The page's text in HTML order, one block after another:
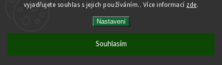
vyjadřujete souhlas s jejich používáním.. Více informací zde.
Nastavení
Souhlasím
Copyright 2026PlanetAyurveda. Všechna práva vyhrazena.
| DesignShoptak.cz